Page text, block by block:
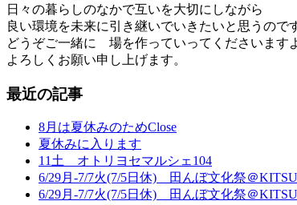
日々の暮らしのなかで互いを大切にしながら
良い環境を未来に引き継いでいきたいと思うので
どうぞご一緒に 場を作っていってくださいます
よろしくお願い申し上げます。
最近の記事
8月は夏休みのためClose
夏休みに入ります
11土 オトリヨセマルシェ104
6/29月-7/7火(7/5日休) 田んぼ文化祭＠
6/29月-7/7火(7/5日休) 田んぼ文化祭＠